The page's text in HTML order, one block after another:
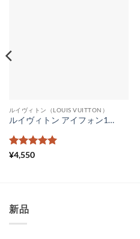
ルイヴィトン（LOUIS VUITTON）
ルイヴィトン アイフォン15/15pro max ケース チャーム付き iphone14pro max カバー ハイブランド コピー ヴィトン携帯ケース iphone14/13 お揃い さりげない iphone13promax ケース 大人可愛い LV スマホケース 12pro 人気
5段階中
¥4,550
新品